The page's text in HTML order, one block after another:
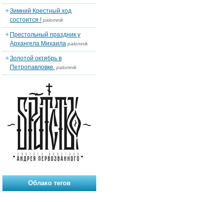
Зимний Крестный ход
состоится ! palomnik
Престольный праздник у
Архангела Михаила palomnik
Золотой октябрь в
Петропавловке. palomnik
Облако тегов